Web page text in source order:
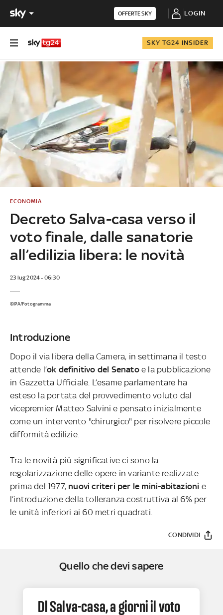
OFFERTE SKY LOGIN
SKY TG24 INSIDER
Decreto Salva-casa verso il
voto finale, dalle sanatorie
all’edilizia libera: le novità
ECONOMIA
23 lug 2024 - 06:30
©IPA/Fotogramma
Introduzione
Dopo il via libera della Camera, in settimana il testo
attende l’ok definitivo del Senatoe la pubblicazione
in Gazzetta Ufficiale. L’esame parlamentare ha
esteso la portata del provvedimento voluto dal
vicepremier Matteo Salvini e pensato inizialmente
come un intervento "chirurgico" per risolvere piccole
difformità edilizie.
Tra le novità più significative ci sono la
regolarizzazione delle opere in variante realizzate
prima del 1977, nuovi criteri per le mini-abitazioni e
l’introduzione della tolleranza costruttiva al 6% per
le unità inferiori ai 60 metri quadrati.
CONDIVIDI
Quello che devi sapere
Dl Salva-casa, a giorni il voto